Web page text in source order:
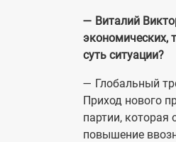
— Виталий
экономических,
суть ситуации?
— Глобальный
Приход нового
партии, которая
повышение